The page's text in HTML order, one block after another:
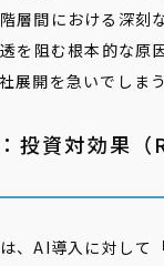
層間における深刻
を阻む根本的な原
展開を急いでしま
投資対効果（
、AI導入に対して